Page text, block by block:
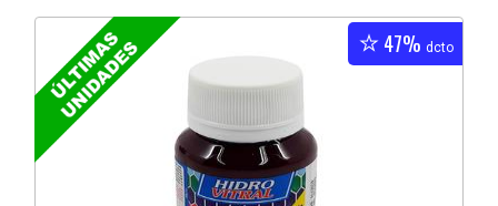
47% dcto